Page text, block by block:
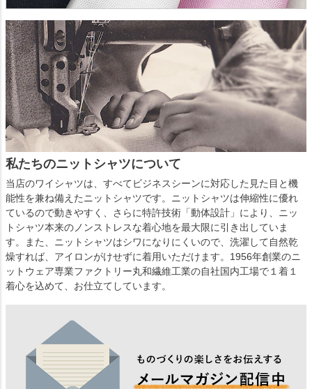
私たちのニットシャツについて
当店のワイシャツは、すべてビジネスシーンに対応した見た目と機
能性を兼ね備えたニットシャツです。ニットシャツは伸縮性に優れ
ているので動きやすく、さらに特許技術「動体設計」により、ニッ
トシャツ本来のノンストレスな着心地を最大限に引き出していま
す。また、ニットシャツはシワになりにくいので、洗濯して自然乾
燥すれば、アイロンがけせずに着用いただけます。1956年創業のニ
ットウェア専業ファクトリー丸和繊維工業の自社国内工場で１着１
着心を込めて、お仕立てしています。